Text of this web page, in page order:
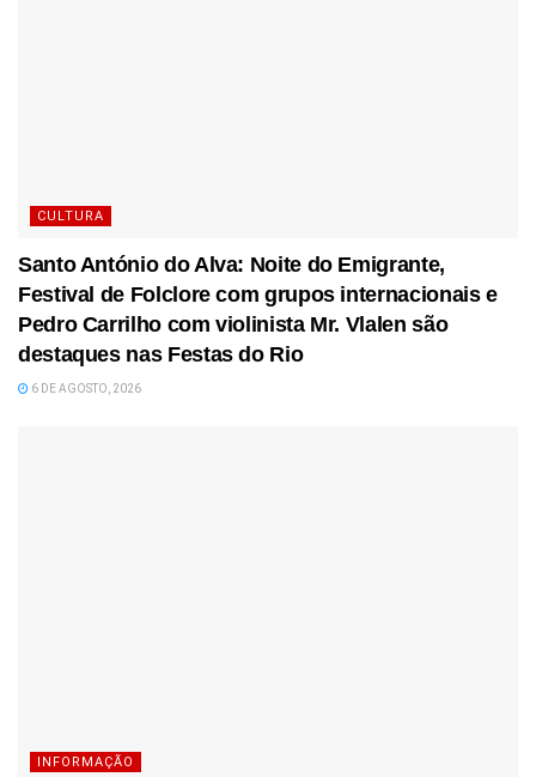
CULTURA
Santo António do Alva: Noite do Emigrante,
Festival de Folclore com grupos internacionais e
Pedro Carrilho com violinista Mr. Vlalen são
destaques nas Festas do Rio
6 DE AGOSTO, 2026
INFORMAÇÃO